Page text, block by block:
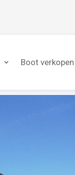
Boot verkopen